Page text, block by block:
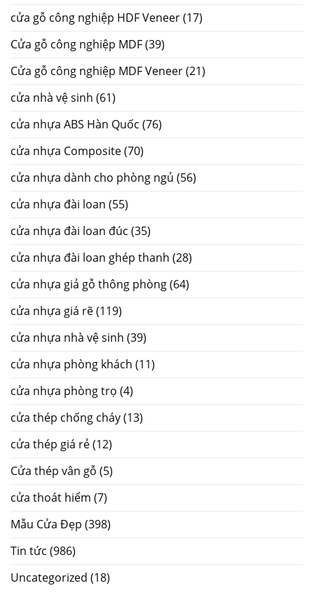
cửa gỗ công nghiệp HDF Veneer(17)
Cửa gỗ công nghiệp MDF(39)
Cửa gỗ công nghiệp MDF Veneer(21)
cửa nhà vệ sinh (61)
cửa nhựa ABS Hàn Quốc (76)
cửa nhựa Composite(70)
cửa nhựa dành cho phòng ngủ (56)
cửa nhựa đài loan (55)
cửa nhựa đài loan đúc (35)
cửa nhựa đài loan ghép thanh (28)
cửa nhựa giả gỗ thông phòng(64)
cửa nhựa giá rẽ(119)
cửa nhựa nhà vệ sinh (39)
cửa nhựa phòng khách (11)
cửa nhựa phòng trọ (4)
cửa thép chống cháy(13)
cửa thép giá rẻ(12)
Cửa thép vân gỗ (5)
cửa thoát hiểm (7)
Mẫu Cửa Đẹp (398)
Tin tức (986)
Uncategorized (18)